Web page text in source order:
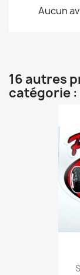
Aucun
16 autres
catégorie :